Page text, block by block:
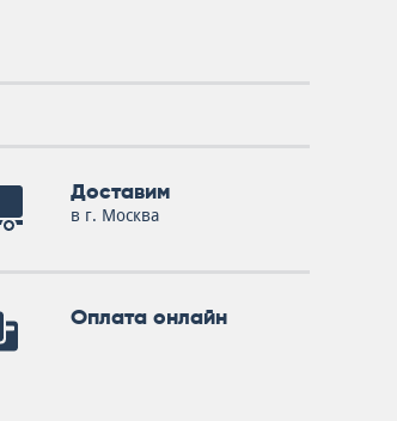
Доставим
в г. Москва
Оплата онлайн